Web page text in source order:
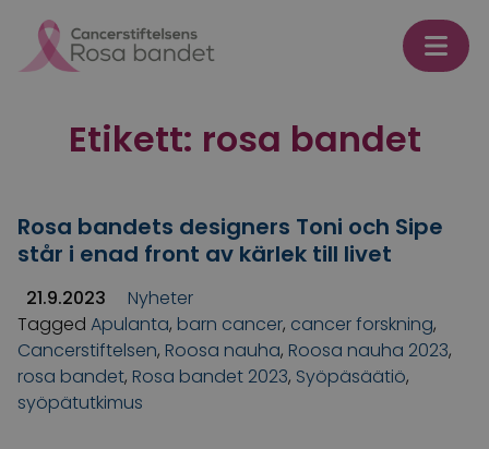
Etikett: rosa bandet
Rosa bandets designers Toni och Sipe
står i enad front av kärlek till livet
21.9.2023
Nyheter
Tagged Apulanta, barn cancer, cancer forskning,
Cancerstiftelsen, Roosa nauha, Roosa nauha 2023,
rosa bandet, Rosa bandet 2023, Syöpäsäätiö,
syöpätutkimus